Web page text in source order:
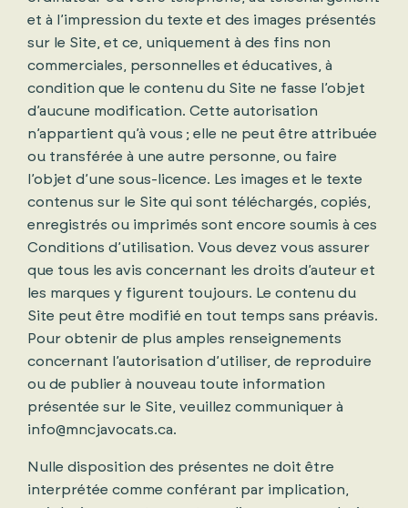
et à l’impression du texte et des images présentés
sur le Site, et ce, uniquement à des fins non
commerciales, personnelles et éducatives, à
condition que le contenu du Site ne fasse l’objet
d’aucune modification. Cette autorisation
n’appartient qu’à vous ; elle ne peut être attribuée
ou transférée à une autre personne, ou faire
l’objet d’une sous-licence. Les images et le texte
contenus sur le Site qui sont téléchargés, copiés,
enregistrés ou imprimés sont encore soumis à ces
Conditions d’utilisation. Vous devez vous assurer
que tous les avis concernant les droits d’auteur et
les marques y figurent toujours. Le contenu du
Site peut être modifié en tout temps sans préavis.
Pour obtenir de plus amples renseignements
concernant l’autorisation d’utiliser, de reproduire
ou de publier à nouveau toute information
présentée sur le Site, veuillez communiquer à
info@mncjavocats.ca.
Nulle disposition des présentes ne doit être
interprétée comme conférant par implication,